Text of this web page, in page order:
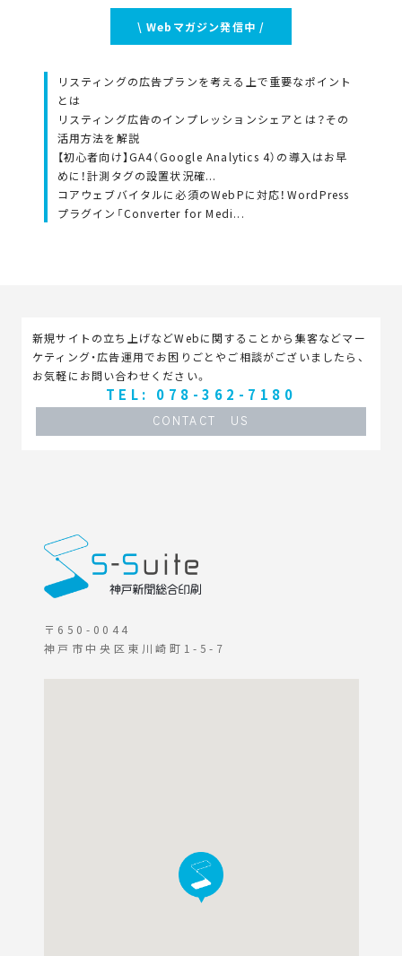
\ Webマガジン発信中 /
リスティングの広告プランを考える上で重要なポイント
とは
リスティング広告のインプレッションシェアとは？その
活用方法を解説
【初心者向け】GA4（Google Analytics 4）の導入はお早
めに！計測タグの設置状況確...
コアウェブバイタルに必須のWebPに対応！WordPress
プラグイン「Converter for Medi...
新規サイトの立ち上げなどWebに関することから集客などマー
ケティング・広告運用でお困りごとやご相談がございましたら、
お気軽にお問い合わせください。
TEL: 078-362-7180
CONTACT US
〒650-0044
神戸市中央区東川崎町1-5-7